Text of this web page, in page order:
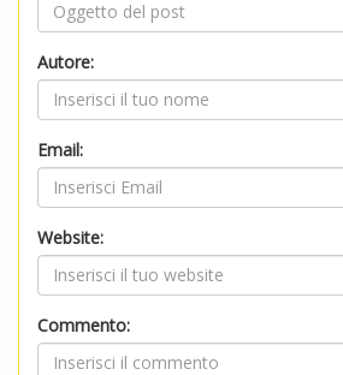
Autore:
Email:
Website:
Commento: